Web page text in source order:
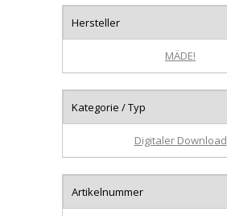
Hersteller
MÄDE!
Kategorie / Typ
Digitaler Download
Artikelnummer